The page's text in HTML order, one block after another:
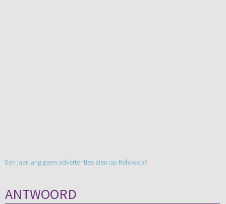
Een jaar lang geen advertenties zien op Refoweb?
ANTWOORD